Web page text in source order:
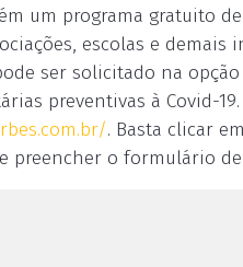
um programa gratuito
escolas e
ser solicitado na
preventivas à Covid-
. Basta clicar
preencher o formulário